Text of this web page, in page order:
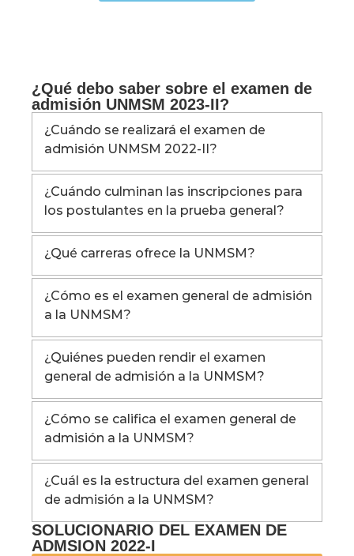
¿Qué debo saber sobre el examen de
admisión UNMSM 2023-II?
¿Cuándo se realizará el examen de
admisión UNMSM 2022-II?
¿Cuándo culminan las inscripciones para
los postulantes en la prueba general?
¿Qué carreras ofrece la UNMSM?
¿Cómo es el examen general de admisión
a la UNMSM?
¿Quiénes pueden rendir el examen
general de admisión a la UNMSM?
¿Cómo se califica el examen general de
admisión a la UNMSM?
¿Cuál es la estructura del examen general
de admisión a la UNMSM?
SOLUCIONARIO DEL EXAMEN DE
ADMSION 2022-I